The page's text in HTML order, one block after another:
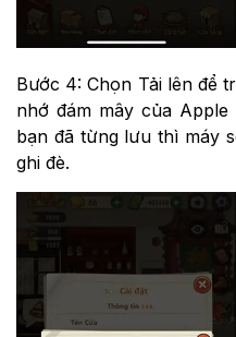
Bước 4: Chọn Tải lên để
nhớ đám mây của
bạn đã từng lưu thì máy
ghi đè.